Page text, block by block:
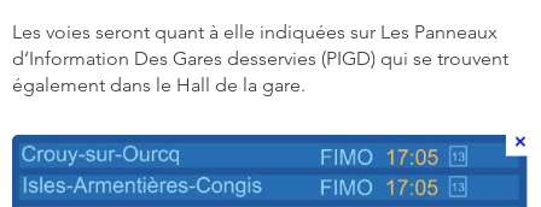
Les voies seront quant à elle indiquées sur Les Panneaux
d’Information Des Gares desservies (PIGD) qui se trouvent
également dans le Hall de la gare.